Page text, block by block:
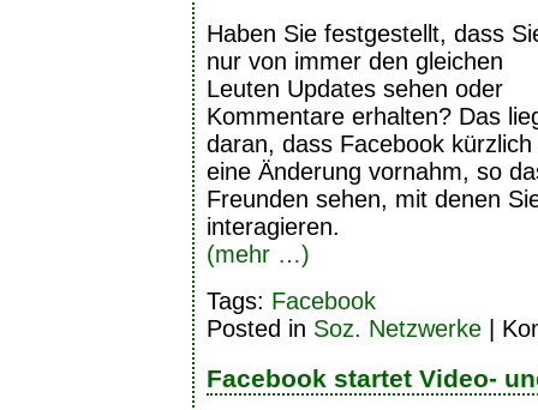
Haben Sie festgestellt, dass
nur von immer den gleichen
Leuten Updates sehen oder
Kommentare erhalten? Das
daran, dass Facebook kürzlich
eine Änderung vornahm, so
Freunden sehen, mit denen
interagieren.
(mehr …)
Tags: Facebook
Posted in Soz. Netzwerke |
Facebook startet Video-